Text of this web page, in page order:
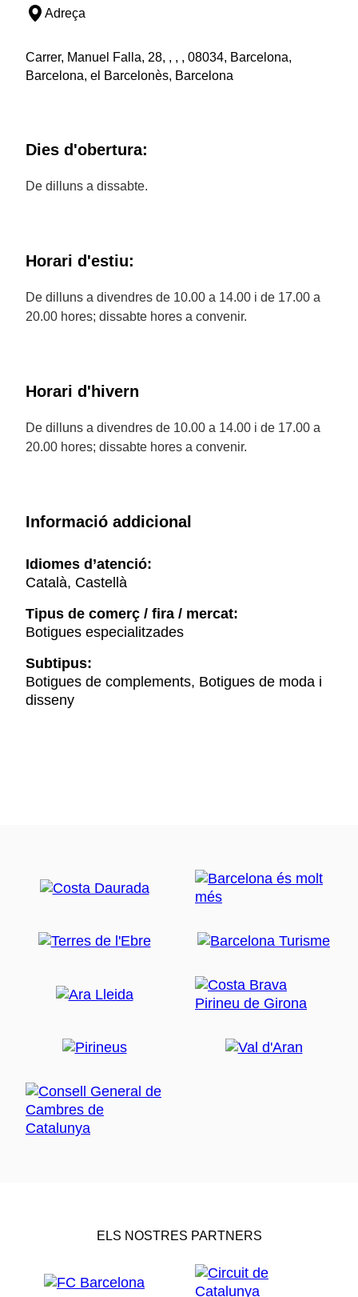
Adreça
Carrer, Manuel Falla, 28, , , , 08034, Barcelona,
Barcelona, el Barcelonès, Barcelona
Dies d'obertura:
De dilluns a dissabte.
Horari d'estiu:
De dilluns a divendres de 10.00 a 14.00 i de 17.00 a
20.00 hores; dissabte hores a convenir.
Horari d'hivern
De dilluns a divendres de 10.00 a 14.00 i de 17.00 a
20.00 hores; dissabte hores a convenir.
Informació addicional
Idiomes d’atenció:
Català, Castellà
Tipus de comerç / fira / mercat:
Botigues especialitzades
Subtipus:
Botigues de complements, Botigues de moda i
disseny
ELS NOSTRES PARTNERS